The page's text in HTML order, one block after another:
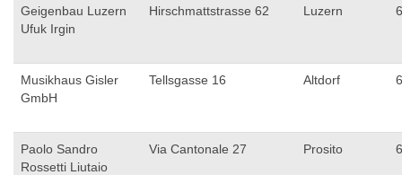
Geigenbau Luzern
Ufuk Irgin
Hirschmattstrasse 62 Luzern
Musikhaus Gisler
GmbH
Tellsgasse 16 Altdorf
Paolo Sandro
Rossetti Liutaio
Via Cantonale 27 Prosito